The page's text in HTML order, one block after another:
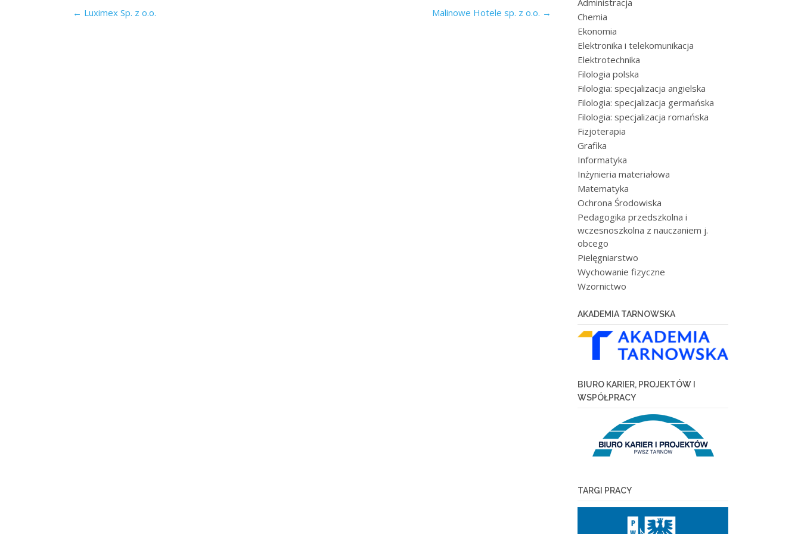
Post
← Luximex Sp. z o.o. Malinowe Hotele sp. z o.o. →
Administracja
Chemia
Ekonomia
Elektronika i telekomunikacja
Elektrotechnika
Filologia polska
Filologia: specjalizacja angielska
Filologia: specjalizacja germańska
Filologia: specjalizacja romańska
Fizjoterapia
Grafika
Informatyka
Inżynieria materiałowa
Matematyka
Ochrona Środowiska
Pedagogika przedszkolna i
wczesnoszkolna z nauczaniem j.
obcego
Pielęgniarstwo
Wychowanie fizyczne
Wzornictwo
AKADEMIA TARNOWSKA
BIURO KARIER, PROJEKTÓW I
WSPÓŁPRACY
TARGI PRACY